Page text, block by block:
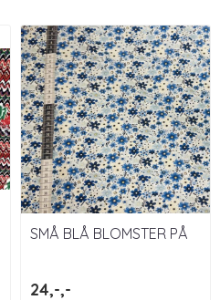
SMÅ BLÅ BLOMSTER PÅ
24,-,-